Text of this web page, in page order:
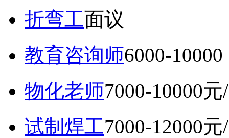
折弯工面议
教育咨询师6000-
物化老师7000-10000元
试制焊工7000-12000元